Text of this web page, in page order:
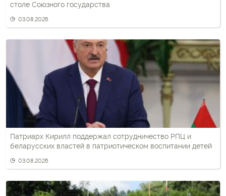
столе Союзного государства
03.08.2026
Патриарх Кирилл поддержал сотрудничество РПЦ и
беларусских властей в патриотическом воспитании детей
03.08.2026